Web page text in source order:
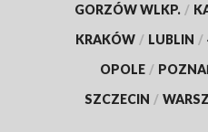
GORZÓW WLKP. /
KRAKÓW / LUBLIN /
OPOLE /
SZCZECIN /